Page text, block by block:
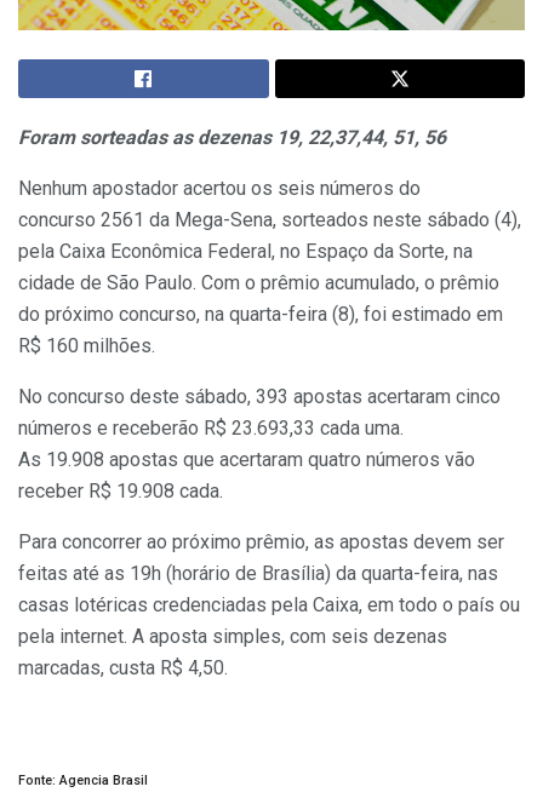
Foram sorteadas as dezenas 19, 22,37,44, 51, 56
Nenhum apostador acertou os seis números do
concurso 2561 da Mega-Sena, sorteados neste sábado (4),
pela Caixa Econômica Federal, no Espaço da Sorte, na
cidade de São Paulo. Com o prêmio acumulado, o prêmio
do próximo concurso, na quarta-feira (8), foi estimado em
R$ 160 milhões.
No concurso deste sábado, 393 apostas acertaram cinco
números e receberão R$ 23.693,33 cada uma.
As 19.908 apostas que acertaram quatro números vão
receber R$ 19.908 cada.
Para concorrer ao próximo prêmio, as apostas devem ser
feitas até as 19h (horário de Brasília) da quarta-feira, nas
casas lotéricas credenciadas pela Caixa, em todo o país ou
pela internet. A aposta simples, com seis dezenas
marcadas, custa R$ 4,50.
Fonte: Agencia Brasil